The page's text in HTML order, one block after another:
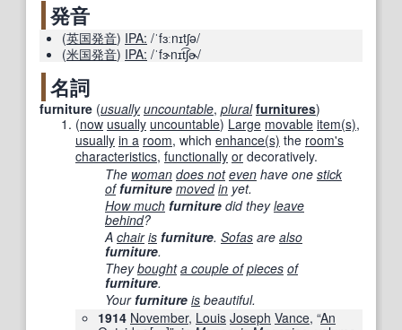
発音
(英国発音) IPA: /ˈfɜːnɪtʃə/
(米国発音) IPA: /ˈfɝnɪt͡ʃɚ/
名詞
furniture (usually uncountable, plural furnitures)
(now usually uncountable) Large movable item(s),
usually in a room, which enhance(s) the room's
characteristics, functionally or decoratively.
The woman does not even have one stick
of furniture moved in yet.
How much furniture did theyleave
behind?
A chair is furniture. Sofas are also
furniture.
Theybought a couple of pieces of
furniture.
Yourfurniture is beautiful.
1914 November, Louis Joseph Vance, “An